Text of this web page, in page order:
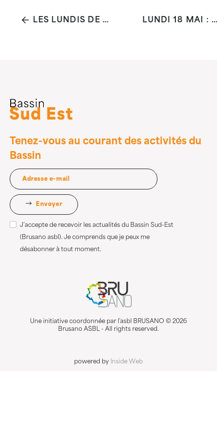
LES LUNDIS DE LA SANTÉ : BURN-OUT PARENTAL: IDENTIFIER ET PRÉVENIR LUNDI 18 MAI : « PROSTATE ET CANCER DE LA PROSTATE :
Tenez-vous au courant des activités du
Bassin
Envoyer
J’accepte de recevoir les actualités du Bassin Sud-Est
(Brusano asbl). Je comprends que je peux me
désabonner à tout moment.
Une initiative coordonnée par l'asbl BRUSANO © 2026
Brusano ASBL - All rights reserved.
powered by Inside Web